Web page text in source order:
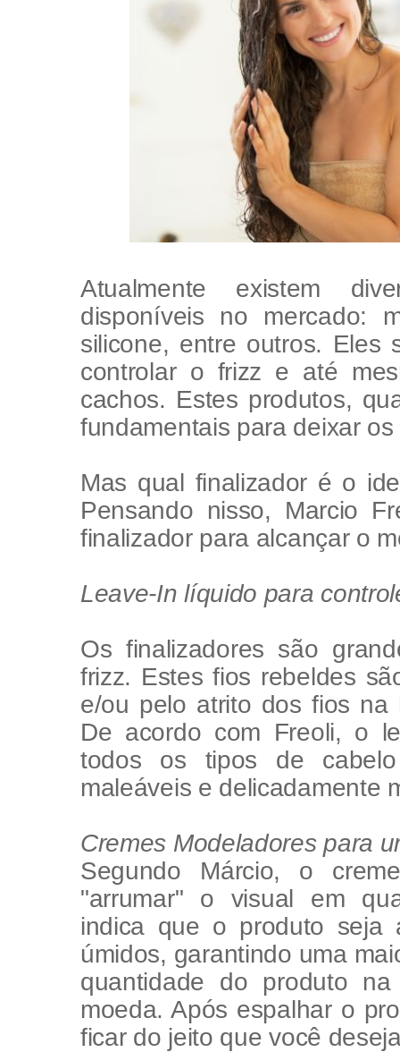
Atualmente existem
disponíveis no mercado:
silicone, entre outros. Eles
controlar o frizz e até
cachos. Estes produtos,
fundamentais para deixar
Mas qual finalizador é o
Pensando nisso, Marcio
finalizador para alcançar o
Leave-In líquido para
Os finalizadores são
frizz. Estes fios rebeldes
e/ou pelo atrito dos fios na
De acordo com Freoli, o
todos os tipos de
maleáveis e delicadamente
Cremes Modeladores para
Segundo Márcio, o
"arrumar" o visual em
indica que o produto seja
úmidos, garantindo uma
quantidade do produto
moeda. Após espalhar o
ficar do jeito que você